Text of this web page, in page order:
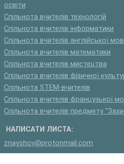
освіти
Спільнота вчителів технологій
Спільнота вчителів інформатики
Спільнота вчителів англійської
Спільнота вчителів математики
Спільнота вчителів мистецтва
Спільнота вчителів фізичної
Спільнота STEM-вчителів
Спільнота вчителів французької
Спільнота вчителів предмету
НАПИСАТИ ЛИСТА:
znayshov@protonmail.com